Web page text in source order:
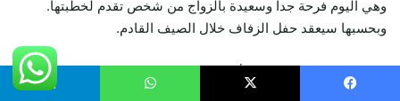
وهي اليوم فرحة جدا وسعيدة بالزواج من شخص تقدم لخطبتها.
وبحسبها سيعقد حفل الزفاف خلال الصيف القادم.
المشعوذون يذبحون طائرا أسودَ للتقرب للجن.